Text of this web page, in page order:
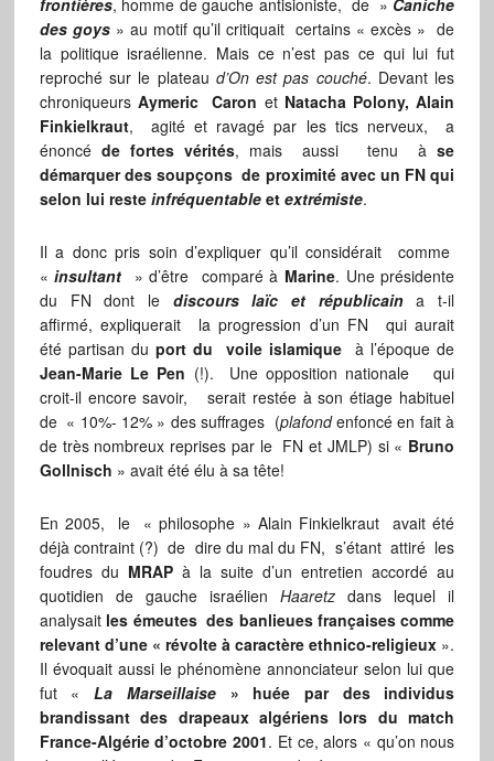
frontières, homme de gauche antisioniste, de » Caniche
des goys» au motif qu’il critiquait certains « excès » de
la politique israélienne. Mais ce n’est pas ce qui lui fut
reproché sur le plateau d’On est pas couché. Devant les
chroniqueursAymeric Caron et Natacha Polony, Alain
Finkielkraut, agité et ravagé par les tics nerveux, a
énoncé de fortes vérités, mais aussi tenu àse
démarquer des soupçons de proximité avec un FN qui
selon lui reste infréquentableet extrémiste.
Il a donc pris soin d’expliquer qu’il considérait comme
«insultant » d’être comparé à Marine. Une présidente
du FN dont lediscours laïc et républicain a t-il
affirmé, expliquerait la progression d’un FN qui aurait
été partisan du port du voile islamique à l’époque de
Jean-Marie Le Pen (!). Une opposition nationale qui
croit-il encore savoir, serait restée à son étiage habituel
de « 10%- 12% » des suffrages (plafondenfoncé en fait à
de très nombreux reprises par le FN et JMLP) si « Bruno
Gollnisch » avait été élu à sa tête!
En 2005, le « philosophe » Alain Finkielkraut avait été
déjà contraint (?) de dire du mal du FN, s’étant attiré les
foudres du MRAPà la suite d’un entretien accordé au
quotidien de gauche israélienHaaretz dans lequel il
analysait les émeutes des banlieues françaises comme
relevant d’une « révolte à caractère ethnico-religieux ».
Il évoquait aussi le phénomène annonciateur selon lui que
fut «La Marseillaise» huée par des individus
brandissant des drapeaux algériens lors du match
France-Algérie d’octobre 2001. Et ce, alors « qu’on nous